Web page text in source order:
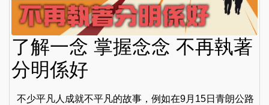
了解一念 掌握念念 不再執著
分明係好
不少平凡人成就不平凡的故事，例如在9月15日青朗公路